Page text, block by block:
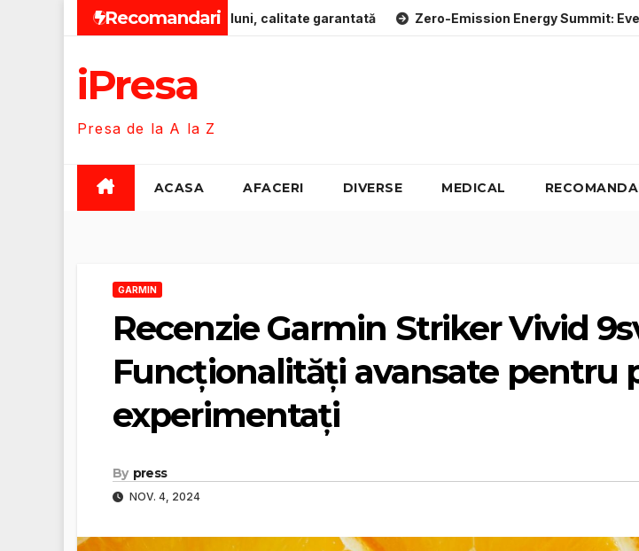
Recomandari
pentru bebeluși 0-12 luni, calitate garantată Zero-Emission Energy Summit: Evenimente
iPresa
Presa de la A la Z
ACASA AFACERI DIVERSE MEDICAL
GARMIN
Recenzie Garmin Striker Vivid
Funcționalități avansate pentru
experimentați
By press
NOV. 4, 2024